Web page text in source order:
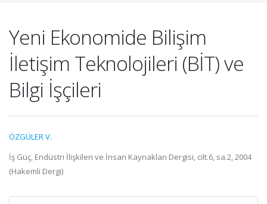
Yeni Ekonomide Bilişim
İletişim Teknolojileri (BİT) ve
Bilgi İşçileri
ÖZGÜLER V.
İş Güç, Endüstri İlişkileri ve İnsan Kaynakları Dergisi, cilt.6, sa.2, 2004
(Hakemli Dergi)